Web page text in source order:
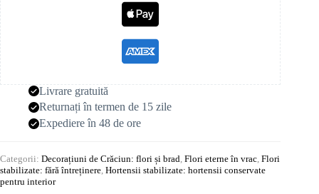
Livrare gratuită
Returnați în termen de 15 zile
Expediere în 48 de ore
Categorii: Decorațiuni de Crăciun: flori și brad, Flori eterne în vrac, Flori
stabilizate: fără întreținere, Hortensii stabilizate: hortensii conservate
pentru interior